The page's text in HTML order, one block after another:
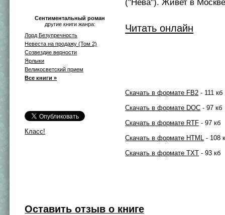
Сентиментальный роман
другие книги жанра:
Лорд Безупречность
Невеста на продажу (Том 2)
Созвездие верности
Ярлыки
Великосветский прием
Все книги »
Класс!
("Нева"). Живет в
Читать онлайн
Скачать в формате FB2 - 111 кб
Скачать в формате DOC - 97 кб
Скачать в формате RTF - 97 кб
Скачать в формате HTML - 108
Скачать в формате TXT - 93 кб
Оставить отзыв о книге